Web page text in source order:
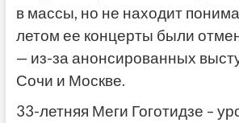
в массы, но не находит
летом ее концерты были
— из-за анонсированных
Сочи и Москве.
33-летняя Меги Гоготидзе –